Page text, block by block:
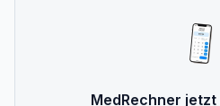
MedRechner